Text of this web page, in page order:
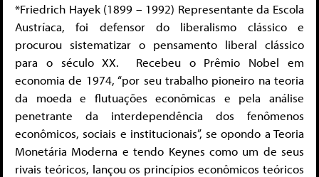
*Friedrich Hayek (1899 – 1992) Representante da Escola
Austríaca, foi defensor do liberalismo clássico e
procurou sistematizar o pensamento liberal clássico
para o século XX. Recebeu o Prêmio Nobel em
economia de 1974, “por seu trabalho pioneiro na teoria
da moeda e flutuações econômicas e pela análise
penetrante da interdependência dos fenômenos
econômicos, sociais e institucionais”, se opondo a Teoria
Monetária Moderna e tendo Keynes como um de seus
rivais teóricos, lançou os princípios econômicos teóricos